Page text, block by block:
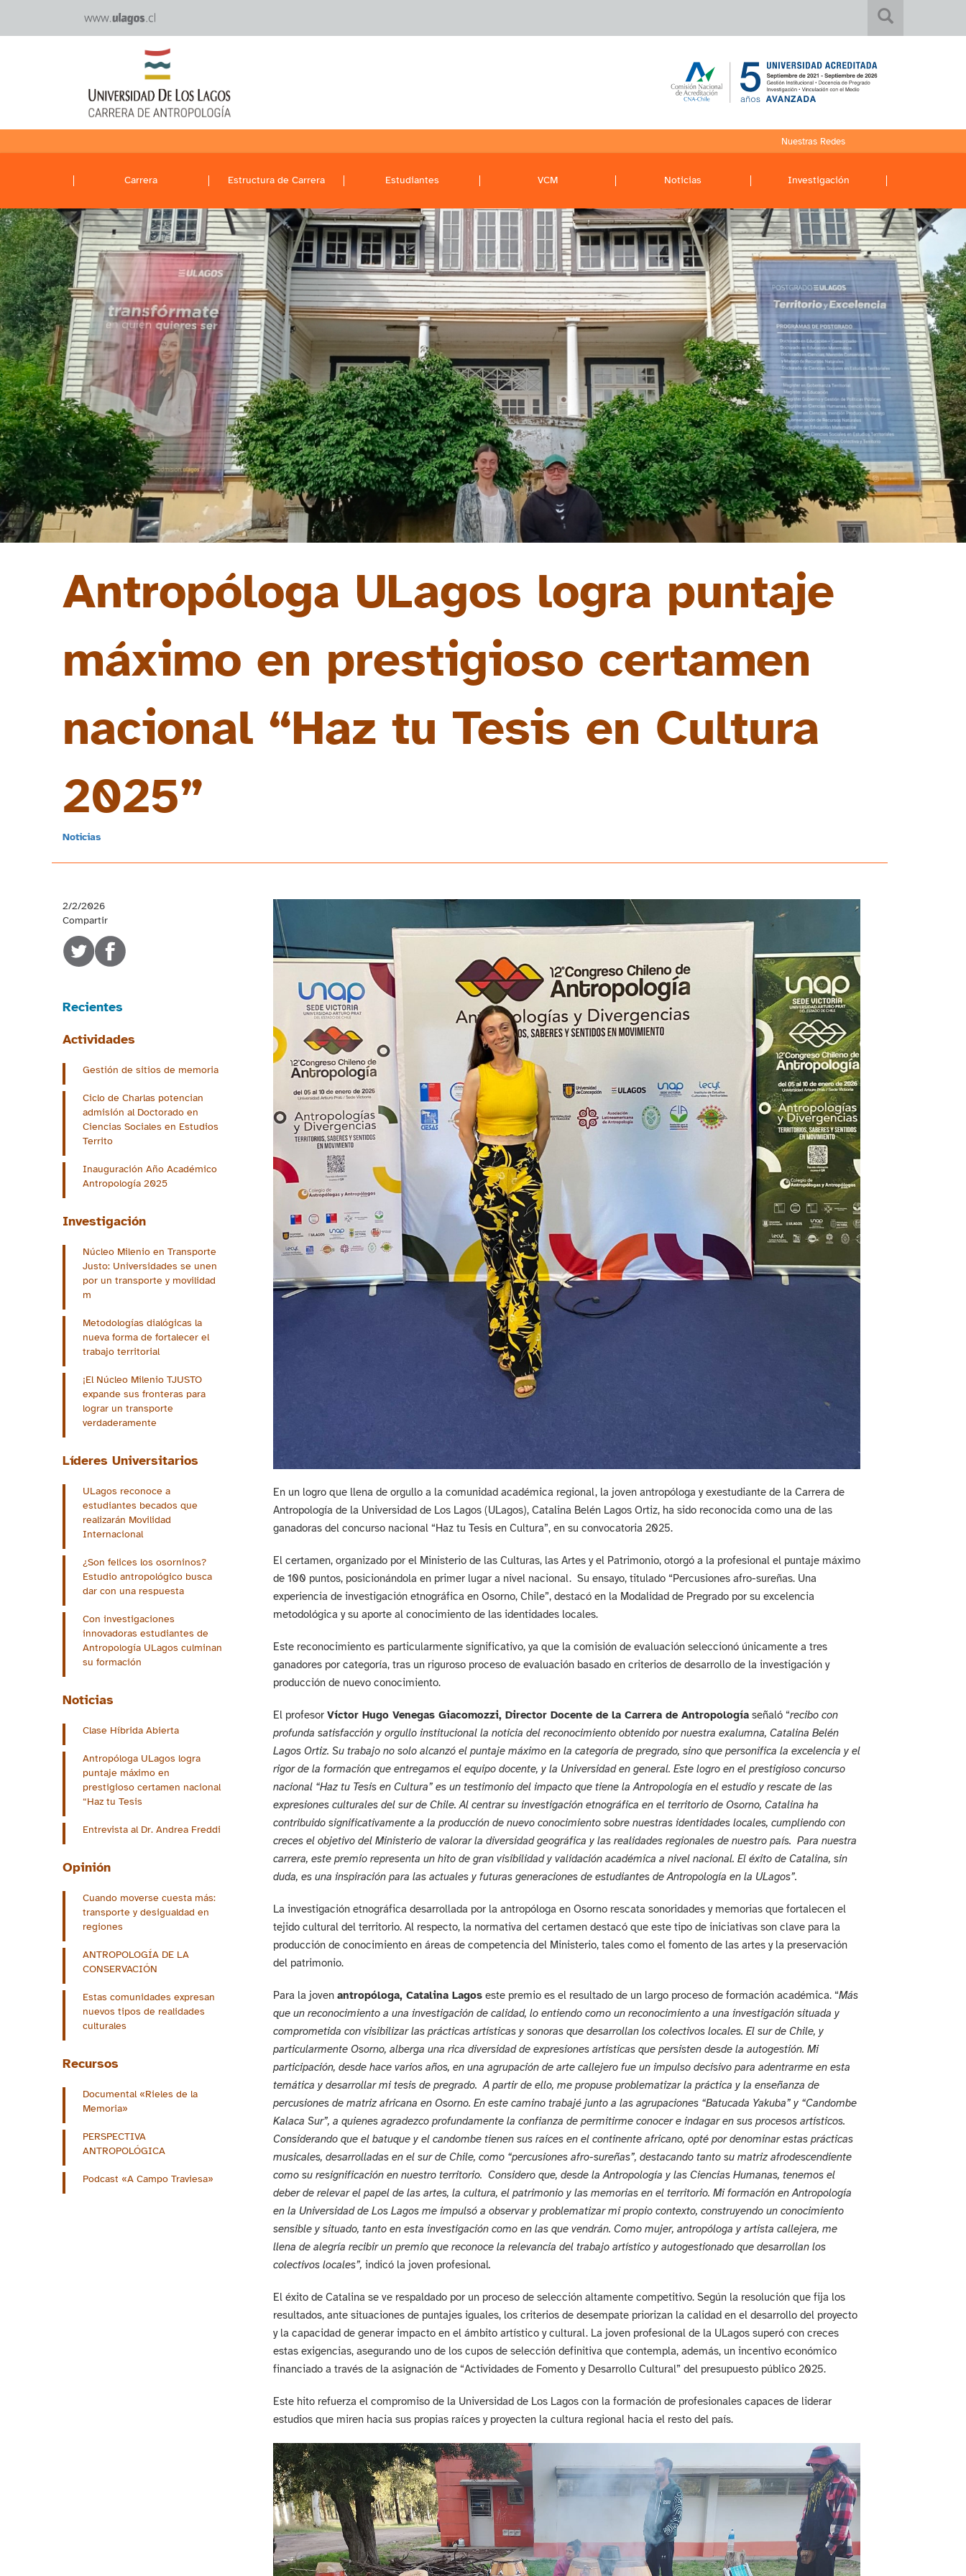
Nuestras Redes
Carrera Estructura de Carrera Estudiantes VCM Noticias Investigación
Antropóloga ULagos logra puntaje
máximo en prestigioso certamen
nacional “Haz tu Tesis en Cultura
2025”
Noticias
2/2/2026
Compartir
Recientes
Actividades
Gestión de sitios de memoria
Ciclo de Charlas potencian
admisión al Doctorado en
Ciencias Sociales en Estudios
Territo
Inauguración Año Académico
Antropología 2025
Investigación
Núcleo Milenio en Transporte
Justo: Universidades se unen
por un transporte y movilidad
m
Metodologías dialógicas la
nueva forma de fortalecer el
trabajo territorial
¡El Núcleo Milenio TJUSTO
expande sus fronteras para
lograr un transporte
verdaderamente
Líderes Universitarios
ULagos reconoce a
estudiantes becados que
realizarán Movilidad
Internacional
¿Son felices los osorninos?
Estudio antropológico busca
dar con una respuesta
Con investigaciones
innovadoras estudiantes de
Antropología ULagos culminan
su formación
Noticias
Clase Híbrida Abierta
Antropóloga ULagos logra
puntaje máximo en
prestigioso certamen nacional
“Haz tu Tesis
Entrevista al Dr. Andrea Freddi
Opinión
Cuando moverse cuesta más:
transporte y desigualdad en
regiones
ANTROPOLOGÍA DE LA
CONSERVACIÓN
Estas comunidades expresan
nuevos tipos de realidades
culturales
Recursos
Documental «Rieles de la
Memoria»
PERSPECTIVA
ANTROPOLÓGICA
Podcast «A Campo Traviesa»
En un logro que llena de orgullo a la comunidad académica regional, la joven antropóloga y exestudiante de la Carrera de
Antropología de la Universidad de Los Lagos (ULagos), Catalina Belén Lagos Ortiz, ha sido reconocida como una de las
ganadoras del concurso nacional “Haz tu Tesis en Cultura”, en su convocatoria 2025.
El certamen, organizado por el Ministerio de las Culturas, las Artes y el Patrimonio, otorgó a la profesional el puntaje máximo
de 100 puntos, posicionándola en primer lugar a nivel nacional. Su ensayo, titulado “Percusiones afro-sureñas. Una
experiencia de investigación etnográfica en Osorno, Chile”, destacó en la Modalidad de Pregrado por su excelencia
metodológica y su aporte al conocimiento de las identidades locales.
Este reconocimiento es particularmente significativo, ya que la comisión de evaluación seleccionó únicamente a tres
ganadores por categoría, tras un riguroso proceso de evaluación basado en criterios de desarrollo de la investigación y
producción de nuevo conocimiento.
El profesor Víctor Hugo Venegas Giacomozzi, Director Docente de la Carrera de Antropologíaseñaló “recibo con
profunda satisfacción y orgullo institucional la noticia del reconocimiento obtenido por nuestra exalumna, Catalina Belén
Lagos Ortiz. Su trabajo no solo alcanzó el puntaje máximo en la categoría de pregrado, sino que personifica la excelencia y el
rigor de la formación que entregamos el equipo docente, y la Universidad en general. Este logro en el prestigioso concurso
nacional “Haz tu Tesis en Cultura” es un testimonio del impacto que tiene la Antropología en el estudio y rescate de las
expresiones culturales del sur de Chile. Al centrar su investigación etnográfica en el territorio de Osorno, Catalina ha
contribuido significativamente a la producción de nuevo conocimiento sobre nuestras identidades locales, cumpliendo con
creces el objetivo del Ministerio de valorar la diversidad geográfica y las realidades regionales de nuestro país. Para nuestra
carrera, este premio representa un hito de gran visibilidad y validación académica a nivel nacional. El éxito de Catalina, sin
duda, es una inspiración para las actuales y futuras generaciones de estudiantes de Antropología en la ULagos”.
La investigación etnográfica desarrollada por la antropóloga en Osorno rescata sonoridades y memorias que fortalecen el
tejido cultural del territorio. Al respecto, la normativa del certamen destacó que este tipo de iniciativas son clave para la
producción de conocimiento en áreas de competencia del Ministerio, tales como el fomento de las artes y la preservación
del patrimonio.
Para la joven antropóloga, Catalina Lagoseste premio es el resultado de un largo proceso de formación académica. “Más
que un reconocimiento a una investigación de calidad, lo entiendo como un reconocimiento a una investigación situada y
comprometida con visibilizar las prácticas artísticas y sonoras que desarrollan los colectivos locales. El sur de Chile, y
particularmente Osorno, alberga una rica diversidad de expresiones artísticas que persisten desde la autogestión. Mi
participación, desde hace varios años, en una agrupación de arte callejero fue un impulso decisivo para adentrarme en esta
temática y desarrollar mi tesis de pregrado. A partir de ello, me propuse problematizar la práctica y la enseñanza de
percusiones de matriz africana en Osorno. En este camino trabajé junto a las agrupaciones “Batucada Yakuba” y “Candombe
Kalaca Sur”, a quienes agradezco profundamente la confianza de permitirme conocer e indagar en sus procesos artísticos.
Considerando que el batuque y el candombe tienen sus raíces en el continente africano, opté por denominar estas prácticas
musicales, desarrolladas en el sur de Chile, como “percusiones afro-sureñas”, destacando tanto su matriz afrodescendiente
como su resignificación en nuestro territorio. Considero que, desde la Antropología y las Ciencias Humanas, tenemos el
deber de relevar el papel de las artes, la cultura, el patrimonio y las memorias en el territorio. Mi formación en Antropología
en la Universidad de Los Lagos me impulsó a observar y problematizar mi propio contexto, construyendo un conocimiento
sensible y situado, tanto en esta investigación como en las que vendrán. Como mujer, antropóloga y artista callejera, me
llena de alegría recibir un premio que reconoce la relevancia del trabajo artístico y autogestionado que desarrollan los
colectivos locales”, indicó la joven profesional.
El éxito de Catalina se ve respaldado por un proceso de selección altamente competitivo. Según la resolución que fija los
resultados, ante situaciones de puntajes iguales, los criterios de desempate priorizan la calidad en el desarrollo del proyecto
y la capacidad de generar impacto en el ámbito artístico y cultural. La joven profesional de la ULagos superó con creces
estas exigencias, asegurando uno de los cupos de selección definitiva que contempla, además, un incentivo económico
financiado a través de la asignación de “Actividades de Fomento y Desarrollo Cultural” del presupuesto público 2025.
Este hito refuerza el compromiso de la Universidad de Los Lagos con la formación de profesionales capaces de liderar
estudios que miren hacia sus propias raíces y proyecten la cultura regional hacia el resto del país.